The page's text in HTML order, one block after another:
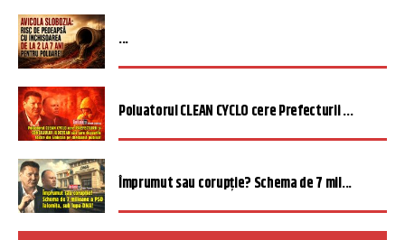
...
Poluatorul CLEAN CYCLO cere Prefecturii ...
Împrumut sau corupție? Schema de 7 mil...